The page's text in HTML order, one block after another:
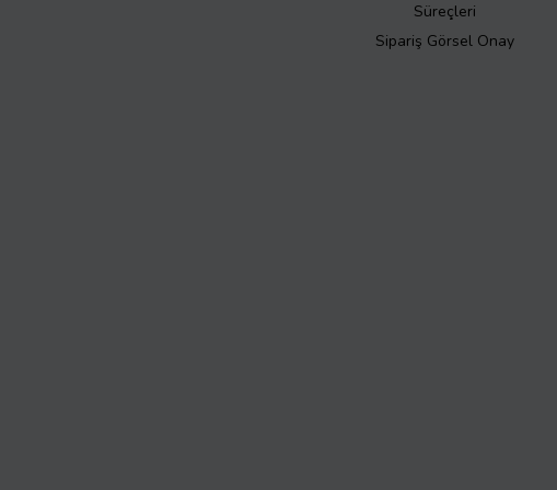
Süreçleri
Sipariş Görsel Onay